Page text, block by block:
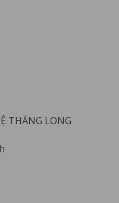
THĂNG LONG